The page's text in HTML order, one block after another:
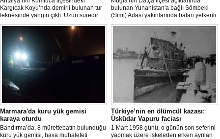
Kargıcak Koyu’nda demirli bulunan tur
teknesinde yangın çıktı. Uzun süredir
kullanılmadığı belirtilen ve içerisinde
kimsenin bulunmadığı tekne, itfaiyenin
karadan müdahale edememesi
nedeniyle tamamen yanarak
kullanılamaz hale geldi.
bulunan Yunanistan'a bağlı Sömbeki
(Simi) Adası yakınlarında batan yelkenli
teknedeki 9 kişiden 8'i sağ olarak
kurtarılırken, kaybolan 1 kişi için deniz
ve havadan geniş çaplı arama kurtarma
çalışması başlatıldı.
Marmara'da kuru yük gemisi
karaya oturdu
Bandırma’da, 8 mürettebatın bulunduğu
kuru yük gemisi, hava muhalefeti
Türkiye’nin en ölümcül kazası:
Üsküdar Vapuru faciası
1 Mart 1958 günü, o günün son seferini
yapmak üzere iskeleden erken ayrılan